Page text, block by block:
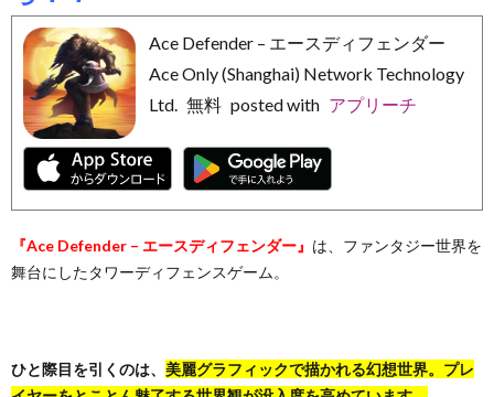
プー
ケ
ト
康
そ
い
わ
Ace Defender – エースディフェンダー
Ace Only (Shanghai) Network Technology
Ltd. 無料 posted with アプリーチ
『Ace Defender – エースディフェンダー』 は、ファンタジー世界を
舞台にしたタワーディフェンスゲーム。
ひと際目を引くのは、 美麗グラフィックで描かれる幻想世界。プレ